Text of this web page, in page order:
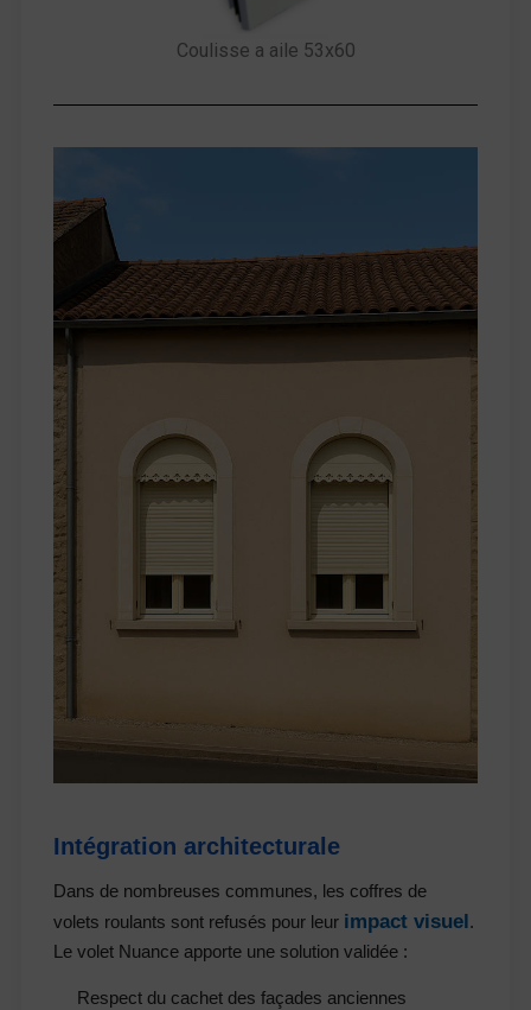
Coulisse a aile 53x60
Intégration architecturale
Dans de nombreuses communes, les coffres de
volets roulants sont refusés pour leur impact visuel.
Le volet Nuance apporte une solution validée :
Respect du cachet des façades anciennes